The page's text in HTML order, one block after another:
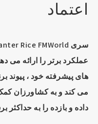
اعتماد
عملکرد برتر را ارائه می
های پیشرفته خود ، پیوند
می کند و به کشاورزان
داده و بازده را به حداکثر